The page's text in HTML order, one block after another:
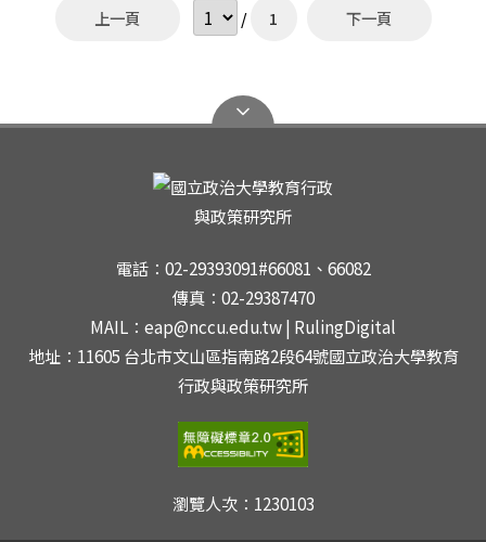
上一頁 / 1 下一頁
電話：02-29393091#66081、66082
傳真：02-29387470
MAIL：eap@nccu.edu.tw | RulingDigital
地址：11605 台北市文山區指南路2段64號國立政治大學教育
行政與政策研究所
瀏覽人次： 1230103